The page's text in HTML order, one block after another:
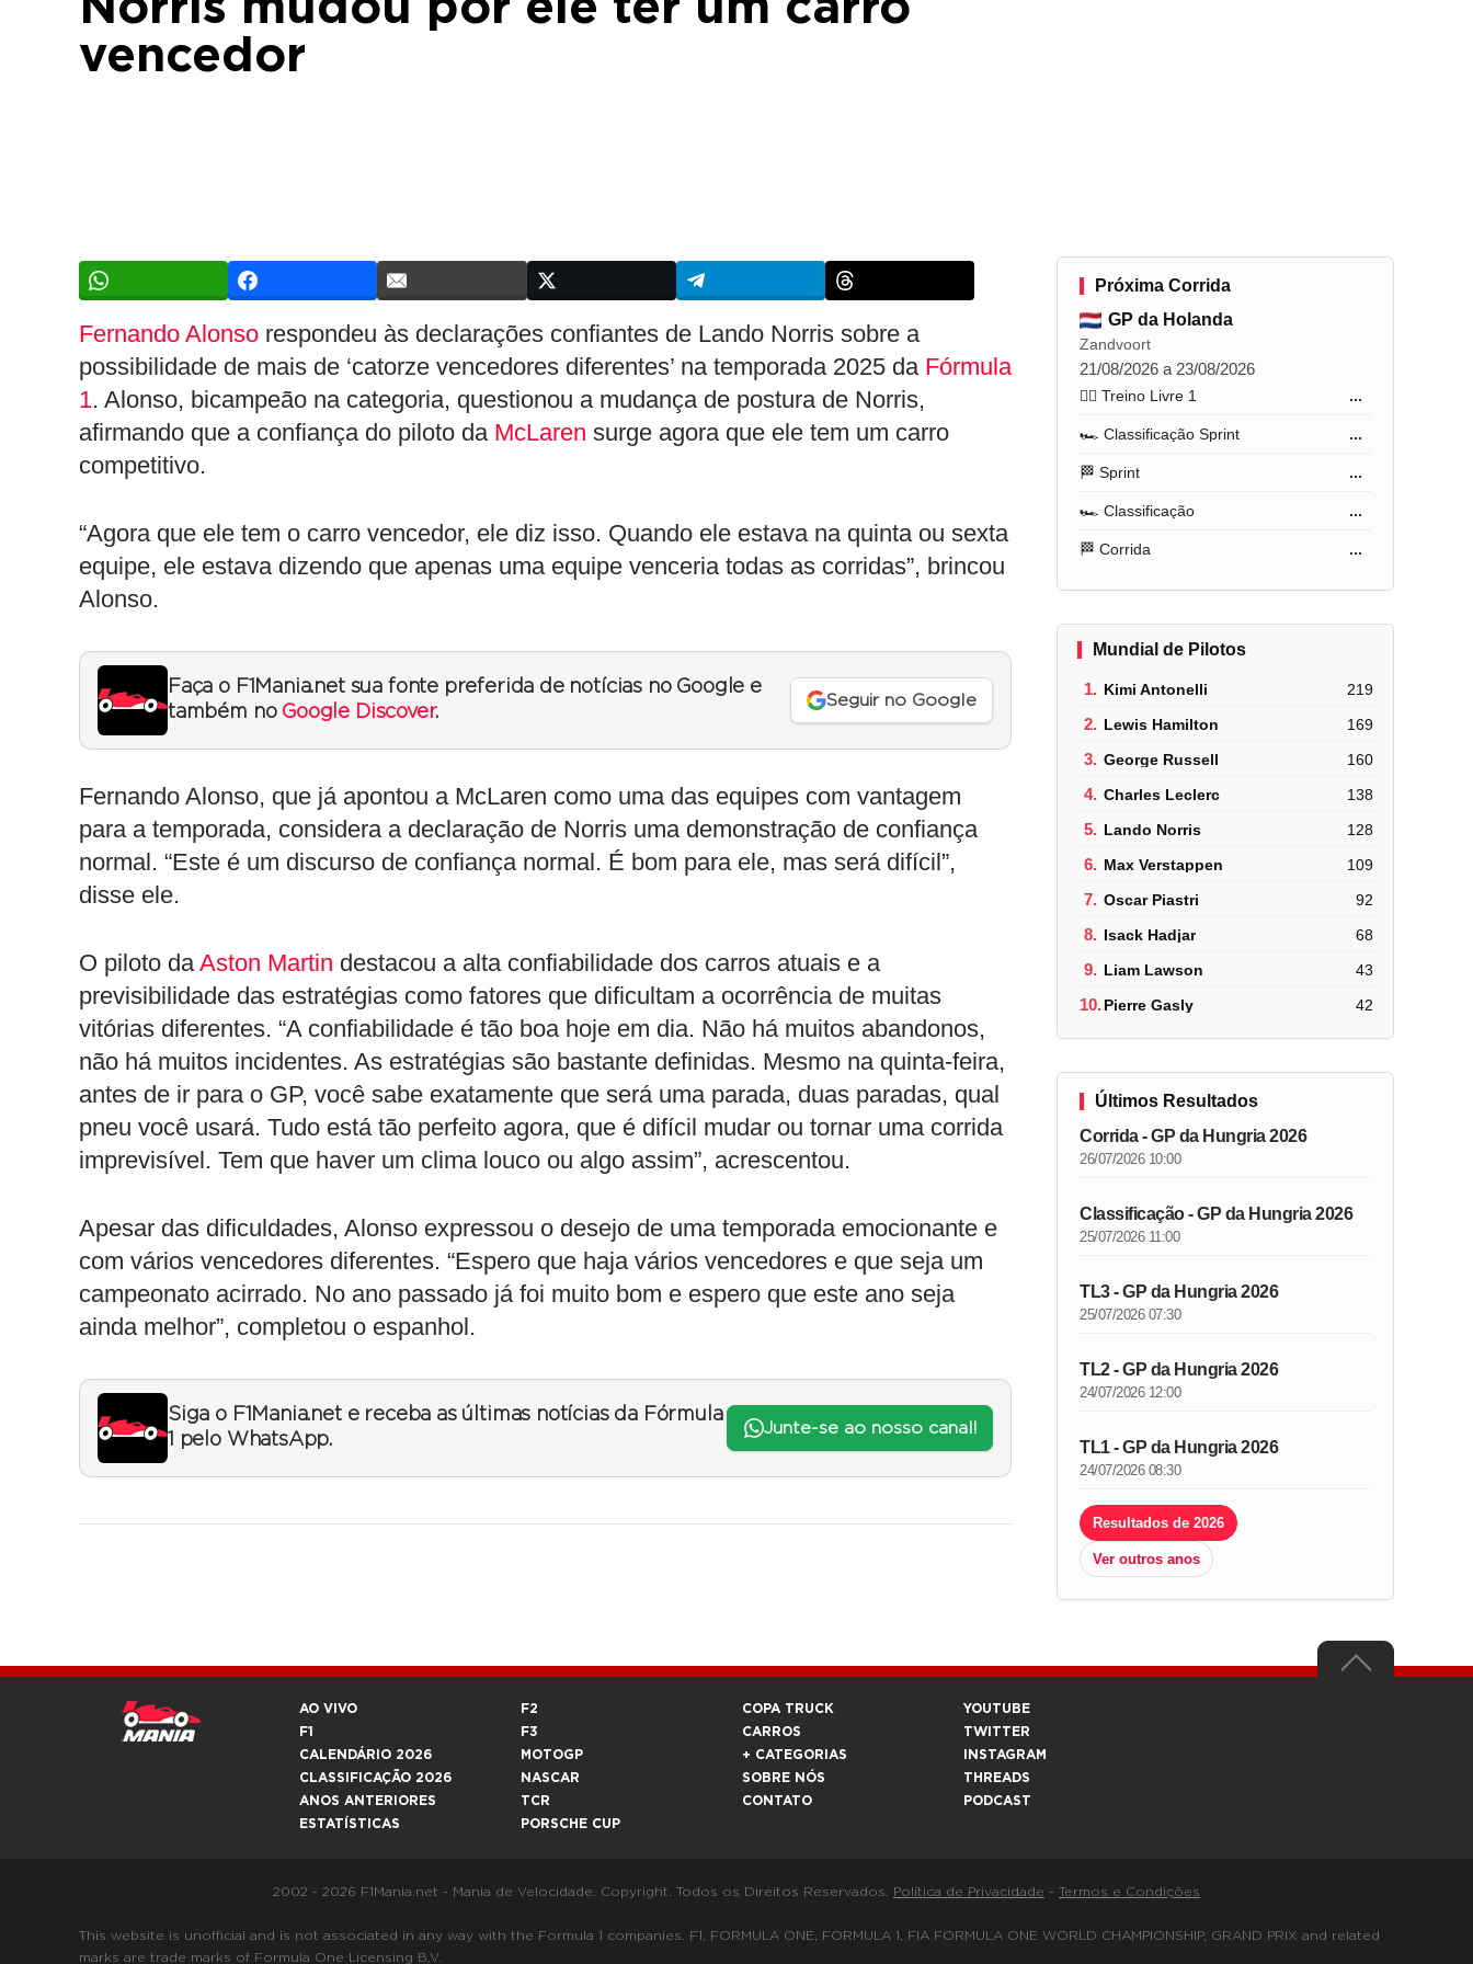
vencedor
Fernando Alonso respondeu às declarações confiantes de Lando Norris sobre a
possibilidade de mais de ‘catorze vencedores diferentes’ na temporada 2025 da Fórmula
1. Alonso, bicampeão na categoria, questionou a mudança de postura de Norris,
afirmando que a confiança do piloto da McLaren surge agora que ele tem um carro
competitivo.
“Agora que ele tem o carro vencedor, ele diz isso. Quando ele estava na quinta ou sexta
equipe, ele estava dizendo que apenas uma equipe venceria todas as corridas”, brincou
Alonso.
Faça o F1Mania.net sua fonte preferida de notícias no Google e
também no Google Discover.
Seguir no Google
Fernando Alonso, que já apontou a McLaren como uma das equipes com vantagem
para a temporada, considera a declaração de Norris uma demonstração de confiança
normal. “Este é um discurso de confiança normal. É bom para ele, mas será difícil”,
disse ele.
O piloto daAston Martin destacou a alta confiabilidade dos carros atuais e a
previsibilidade das estratégias como fatores que dificultam a ocorrência de muitas
vitórias diferentes. “A confiabilidade é tão boa hoje em dia. Não há muitos abandonos,
não há muitos incidentes. As estratégias são bastante definidas. Mesmo na quinta-feira,
antes de ir para o GP, você sabe exatamente que será uma parada, duas paradas, qual
pneu você usará. Tudo está tão perfeito agora, que é difícil mudar ou tornar uma corrida
imprevisível. Tem que haver um clima louco ou algo assim”, acrescentou.
Apesar das dificuldades, Alonso expressou o desejo de uma temporada emocionante e
com vários vencedores diferentes. “Espero que haja vários vencedores e que seja um
campeonato acirrado. No ano passado já foi muito bom e espero que este ano seja
ainda melhor”, completou o espanhol.
Siga o F1Mania.net e receba as últimas notícias da Fórmula
1 pelo WhatsApp.
Junte-se ao nosso canal!
Próxima Corrida
GP da Holanda
Zandvoort
21/08/2026 a 23/08/2026
🏋️‍♂️ Treino Livre 1 ...
🏎️ Classificação Sprint ...
🏁 Sprint ...
🏎️ Classificação ...
🏁 Corrida ...
Mundial de Pilotos
1. Kimi Antonelli 219
2. Lewis Hamilton 169
3. George Russell 160
4. Charles Leclerc 138
5. Lando Norris 128
6. Max Verstappen 109
7. Oscar Piastri 92
8. Isack Hadjar 68
9. Liam Lawson 43
10.Pierre Gasly 42
Últimos Resultados
Corrida - GP da Hungria 2026
26/07/2026 10:00
Classificação - GP da Hungria 2026
25/07/2026 11:00
TL3 - GP da Hungria 2026
25/07/2026 07:30
TL2 - GP da Hungria 2026
24/07/2026 12:00
TL1 - GP da Hungria 2026
24/07/2026 08:30
Resultados de 2026
Ver outros anos
AO VIVO
F1
CALENDÁRIO 2026
CLASSIFICAÇÃO 2026
ANOS ANTERIORES
ESTATÍSTICAS
F2
F3
MOTOGP
NASCAR
TCR
PORSCHE CUP
COPA TRUCK
CARROS
+ CATEGORIAS
SOBRE NÓS
CONTATO
YOUTUBE
TWITTER
INSTAGRAM
THREADS
PODCAST
2002 - 2026 F1Mania.net - Mania de Velocidade. Copyright. Todos os Direitos Reservados. Política de Privacidade - Termos e Condições
This website is unofficial and is not associated in any way with the Formula 1 companies. F1, FORMULA ONE, FORMULA 1, FIA FORMULA ONE WORLD CHAMPIONSHIP, GRAND PRIX and related
marks are trade marks of Formula One Licensing B.V.